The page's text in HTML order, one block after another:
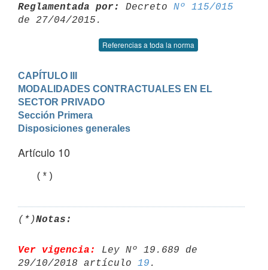
Reglamentada por:
Decreto Nº 115/015
Referencias a toda la norma
CAPÍTULO III
MODALIDADES CONTRACTUALES EN EL
SECTOR PRIVADO
Sección Primera
Disposiciones generales
Artículo 10
   (*)
(*)Notas:
Ver vigencia:
Ley Nº 19.689 de
29/10/2018 artículo 19 .